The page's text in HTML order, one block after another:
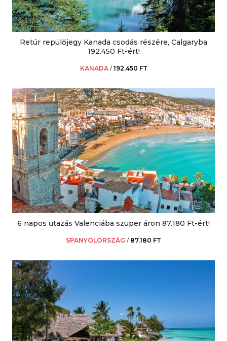
Retúr repülőjegy Kanada csodás részére, Calgaryba
192.450 Ft-ért!
KANADA /192.450 FT
6 napos utazás Valenciába szuper áron 87.180 Ft-ért!
SPANYOLORSZÁG / 87.180 FT